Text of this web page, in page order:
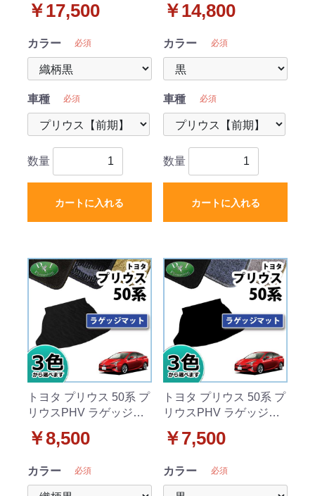
ト 織柄シリーズ
￥17,500
カラー 必須
車種 必須
数量
カートに入れる
ト DXシリーズ
￥14,800
カラー 必須
車種 必須
数量
カートに入れる
トヨタ プリウス 50系 プ
リウスPHV ラゲッジマ
￥8,500
カラー 必須
トヨタ プリウス 50系 プ
リウスPHV ラゲッジマ
￥7,500
カラー 必須